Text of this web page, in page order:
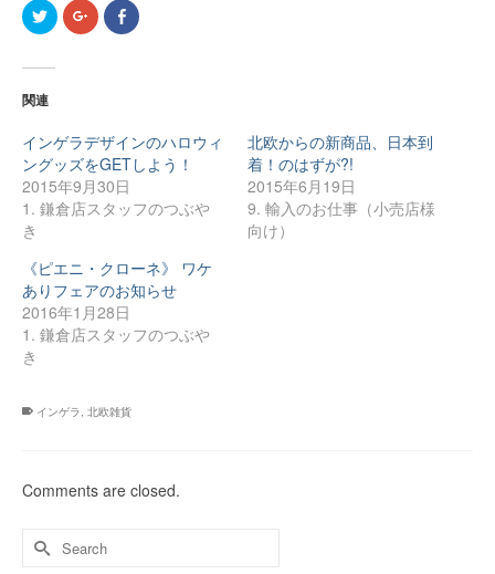
ク
リ
し
有
(新
し
い
ウ
ィ
ン
開
き
ま
す)
ク
リ
有
(新
し
い
ウ
ィ
ン
開
き
ま
す)
Facebook
で
リ
ッ
ク
し
だ
し
ウ
ド
ウ
す)
関連
インゲラデザインのハロウィ
ングッズをGETしよう！
2015年9月30日
1. 鎌倉店スタッフのつぶや
き
北欧からの新商品、日本到
着！のはずが?!
2015年6月19日
9. 輸入のお仕事（小売店様
向け）
《ピエニ・クローネ》 ワケ
ありフェアのお知らせ
2016年1月28日
1. 鎌倉店スタッフのつぶや
き
インゲラ , 北欧雑貨
Comments are closed.